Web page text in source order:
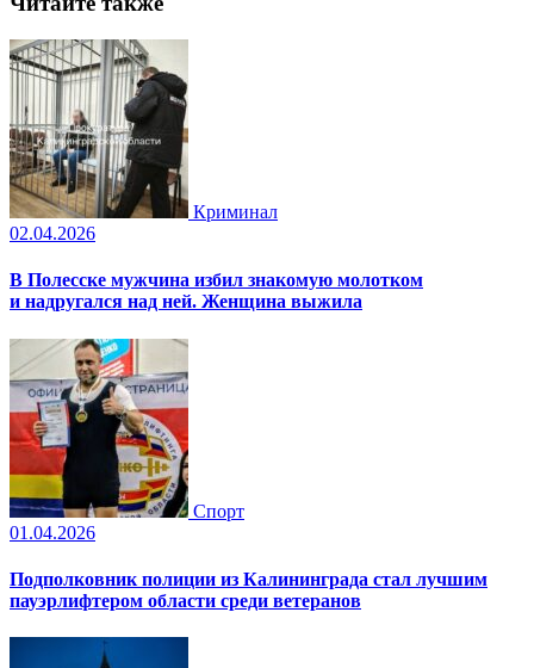
Криминал
02.04.2026
В Полесске мужчина избил знакомую молотком
и надругался над ней. Женщина выжила
Спорт
01.04.2026
Подполковник полиции из Калининграда стал лучшим
пауэрлифтером области среди ветеранов